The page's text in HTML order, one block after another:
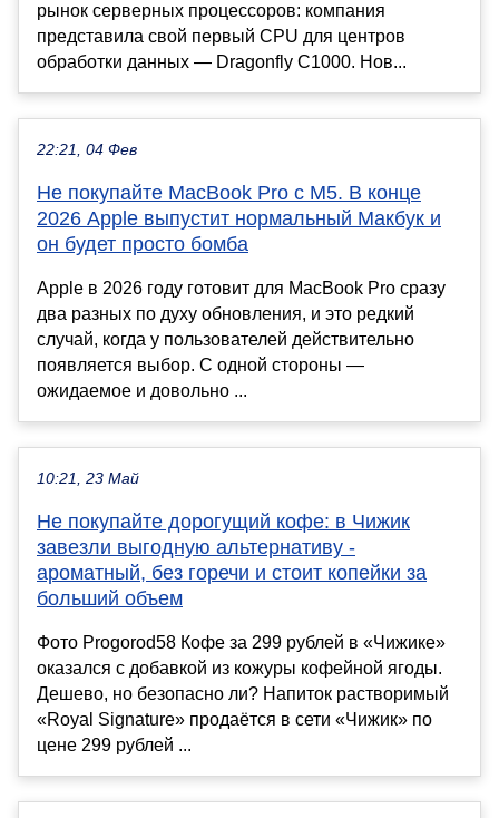
рынок серверных процессоров: компания
представила свой первый CPU для центров
обработки данных — Dragonfly C1000. Нов...
22:21, 04 Фев
Не покупайте MacBook Pro с M5. В конце
2026 Apple выпустит нормальный Макбук и
он будет просто бомба
Apple в 2026 году готовит для MacBook Pro сразу
два разных по духу обновления, и это редкий
случай, когда у пользователей действительно
появляется выбор. С одной стороны —
ожидаемое и довольно ...
10:21, 23 Май
Не покупайте дорогущий кофе: в Чижик
завезли выгодную альтернативу -
ароматный, без горечи и стоит копейки за
больший объем
Фото Progorod58 Кофе за 299 рублей в «Чижике»
оказался с добавкой из кожуры кофейной ягоды.
Дешево, но безопасно ли? Напиток растворимый
«Royal Signature» продаётся в сети «Чижик» по
цене 299 рублей ...